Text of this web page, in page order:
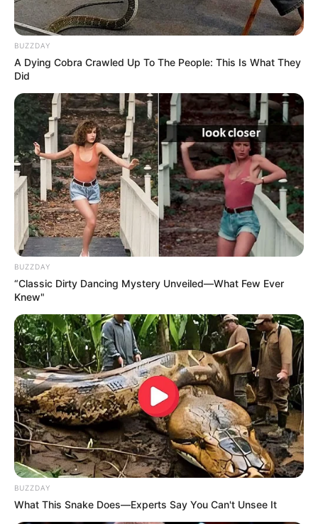
BUZZDAY
A Dying Cobra Crawled Up To The People: This Is What They
Did
BUZZDAY
“Classic Dirty Dancing Mystery Unveiled—What Few Ever
Knew"
BUZZDAY
What This Snake Does—Experts Say You Can't Unsee It